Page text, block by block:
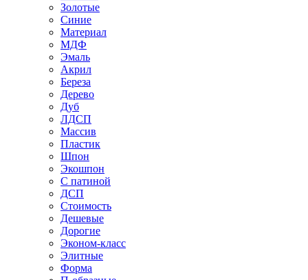
Золотые
Синие
Материал
МДФ
Эмаль
Акрил
Береза
Дерево
Дуб
ЛДСП
Массив
Пластик
Шпон
Экошпон
С патиной
ДСП
Стоимость
Дешевые
Дорогие
Эконом-класс
Элитные
Форма